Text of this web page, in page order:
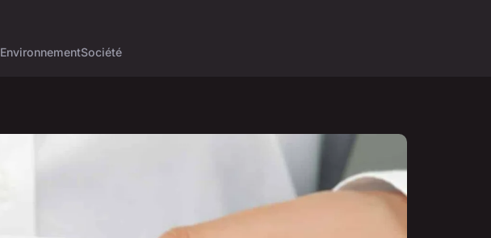
EnvironnementSociété